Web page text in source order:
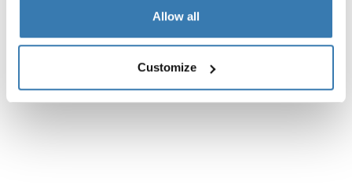
Allow all
Customize